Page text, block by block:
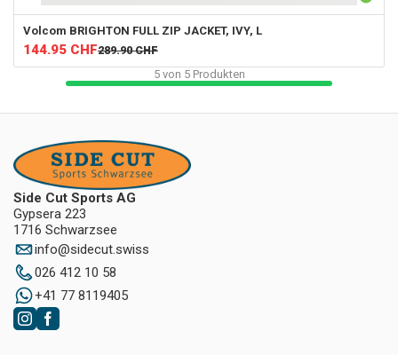
Volcom BRIGHTON FULL ZIP JACKET, IVY, L
144.95 CHF289.90 CHF
5von 5Produkten
Side Cut Sports AG
Gypsera 223
1716 Schwarzsee
info@sidecut.swiss
026 412 10 58
+41 77 8119405